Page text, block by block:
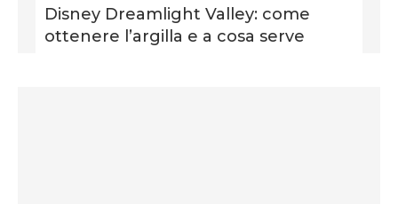
Disney Dreamlight Valley: come
ottenere l’argilla e a cosa serve